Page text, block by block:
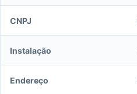
CNPJ
Instalação
Endereço